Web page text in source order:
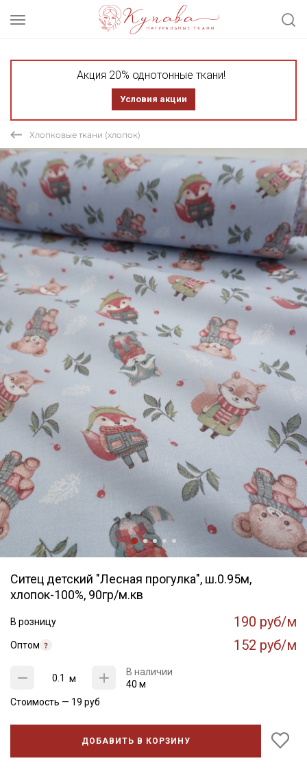
Акция 20% однотонные ткани!
Условия акции
Хлопковые ткани (хлопок)
Ситец детский "Лесная прогулка", ш.0.95м,
хлопок-100%, 90гр/м.кв
В розницу 190 руб/м
Оптом 152 руб/м
м
В наличии
40 м
Стоимость — 19 руб
ДОБАВИТЬ В КОРЗИНУ